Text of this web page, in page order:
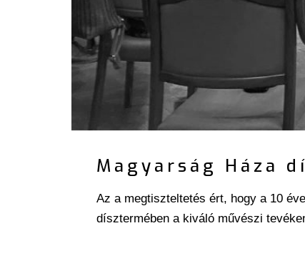
Magyarság Háza
Az a megtiszteltetés ért, hogy a 10
dísztermében a kiváló művészi